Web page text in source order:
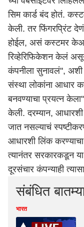
सिम कार्ड बंद होतं.
केली. तर फिंगरप्रिंट
होईल, असं कस्टमर
रिव्हेरिफिकेशन केलं
कंपनीला सुनावलं'', अशी
संस्था लोकांना आधार
बनवण्याचा प्रयत्न
केली. दरम्यान,
जात नसल्याचं
आधारशी लिंक करण्याचा
त्यानंतर सरकारकडून
दूरसंचार कंपन्याही
संबंधित
भारत